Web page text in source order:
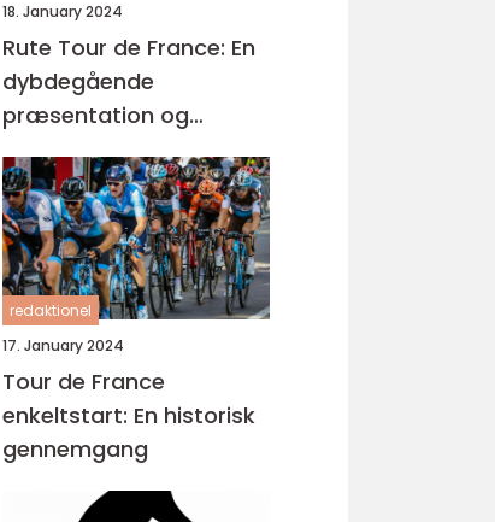
18. January 2024
Rute Tour de France: En
dybdegående
præsentation og
historisk udvikling
redaktionel
17. January 2024
Tour de France
enkeltstart: En historisk
gennemgang